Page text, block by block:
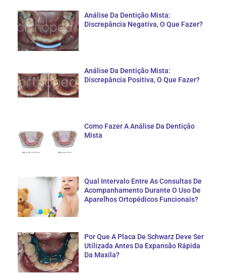
Análise Da Dentição Mista:
Discrepância Negativa, O Que Fazer?
Análise Da Dentição Mista:
Discrepância Positiva, O Que Fazer?
Como Fazer A Análise Da Dentição
Mista
Qual Intervalo Entre As Consultas De
Acompanhamento Durante O Uso De
Aparelhos Ortopédicos Funcionais?
Por Que A Placa De Schwarz Deve Ser
Utilizada Antes Da Expansão Rápida
Da Maxila?